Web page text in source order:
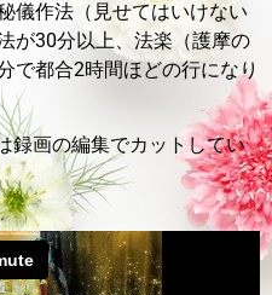
儀作法（見せてはいけない
が30分以上、法楽（護摩の
で都合2時間ほどの行になり
録画の編集でカットしてい